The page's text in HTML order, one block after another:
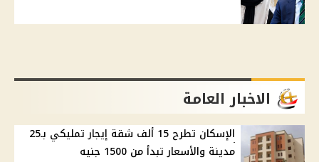
الاخبار العامة
الإسكان تطرح 15 ألف شقة إيجار تمليكي بـ25
مدينة والأسعار تبدأ من 1500 جنيه